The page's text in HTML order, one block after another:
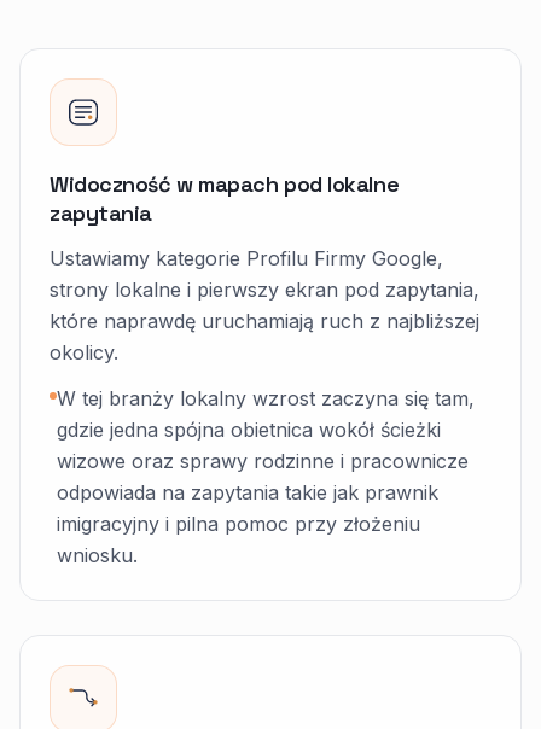
Widoczność w mapach pod lokalne
zapytania
Ustawiamy kategorie Profilu Firmy Google,
strony lokalne i pierwszy ekran pod zapytania,
które naprawdę uruchamiają ruch z najbliższej
okolicy.
W tej branży lokalny wzrost zaczyna się tam,
gdzie jedna spójna obietnica wokół ścieżki
wizowe oraz sprawy rodzinne i pracownicze
odpowiada na zapytania takie jak prawnik
imigracyjny i pilna pomoc przy złożeniu
wniosku.